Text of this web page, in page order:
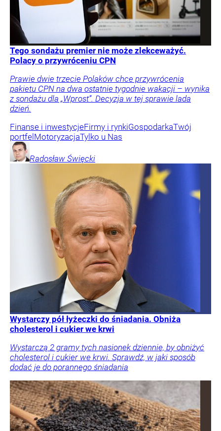
Tego sondażu premier nie może zlekceważyć.
Polacy o przywróceniu CPN
Prawie dwie trzecie Polaków chce przywrócenia
pakietu CPN na dwa ostatnie tygodnie wakacji – wynika
z sondażu dla „Wprost”. Decyzja w tej sprawie lada
dzień.
Finanse i inwestycjeFirmy i rynkiGospodarkaTwój
portfel MotoryzacjaTylko u Nas
Radosław Święcki
Wystarczy pół łyżeczki do śniadania. Obniża
cholesterol i cukier we krwi
Wystarczą 2 gramy tych nasionek dziennie, by obniżyć
cholesterol i cukier we krwi. Sprawdź, w jaki sposób
dodać je do porannego śniadania